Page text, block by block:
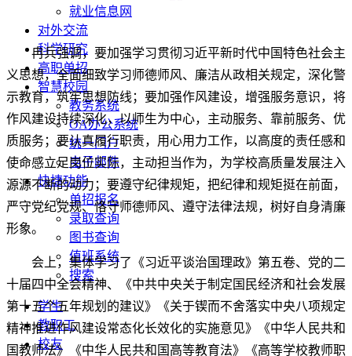
就业信息网
对外交流
科学研究
高职单招
智慧校园
教务系统
OA办公系统
统一门户
电子邮件
快捷功能
单招报名
录取查询
图书查询
值班系统
搜索
学生
教职工
校友
冉兵强调，要加强学习贯彻习近平新时代中国特色社会主
义思想，全面细致学习师德师风、廉洁从政相关规定，深化警
示教育，筑牢思想防线；要加强作风建设，增强服务意识，将
作风建设持续深化，以师生为中心，主动服务、靠前服务、优
质服务；要认真履行职责，用心用力工作，以高度的责任感和
使命感立足岗位实际，主动担当作为，为学校高质量发展注入
源源不断的动力；要遵守纪律规矩，把纪律和规矩挺在前面，
严守党纪党规、恪守师德师风、遵守法律法规，树好自身清廉
形象。
会上，集体学习了《习近平谈治国理政》第五卷、党的二
十届四中全会精神、《中共中央关于制定国民经济和社会发展
第十五个五年规划的建议》《关于锲而不舍落实中央八项规定
精神推进作风建设常态化长效化的实施意见》《中华人民共和
国教师法》《中华人民共和国高等教育法》《高等学校教师职